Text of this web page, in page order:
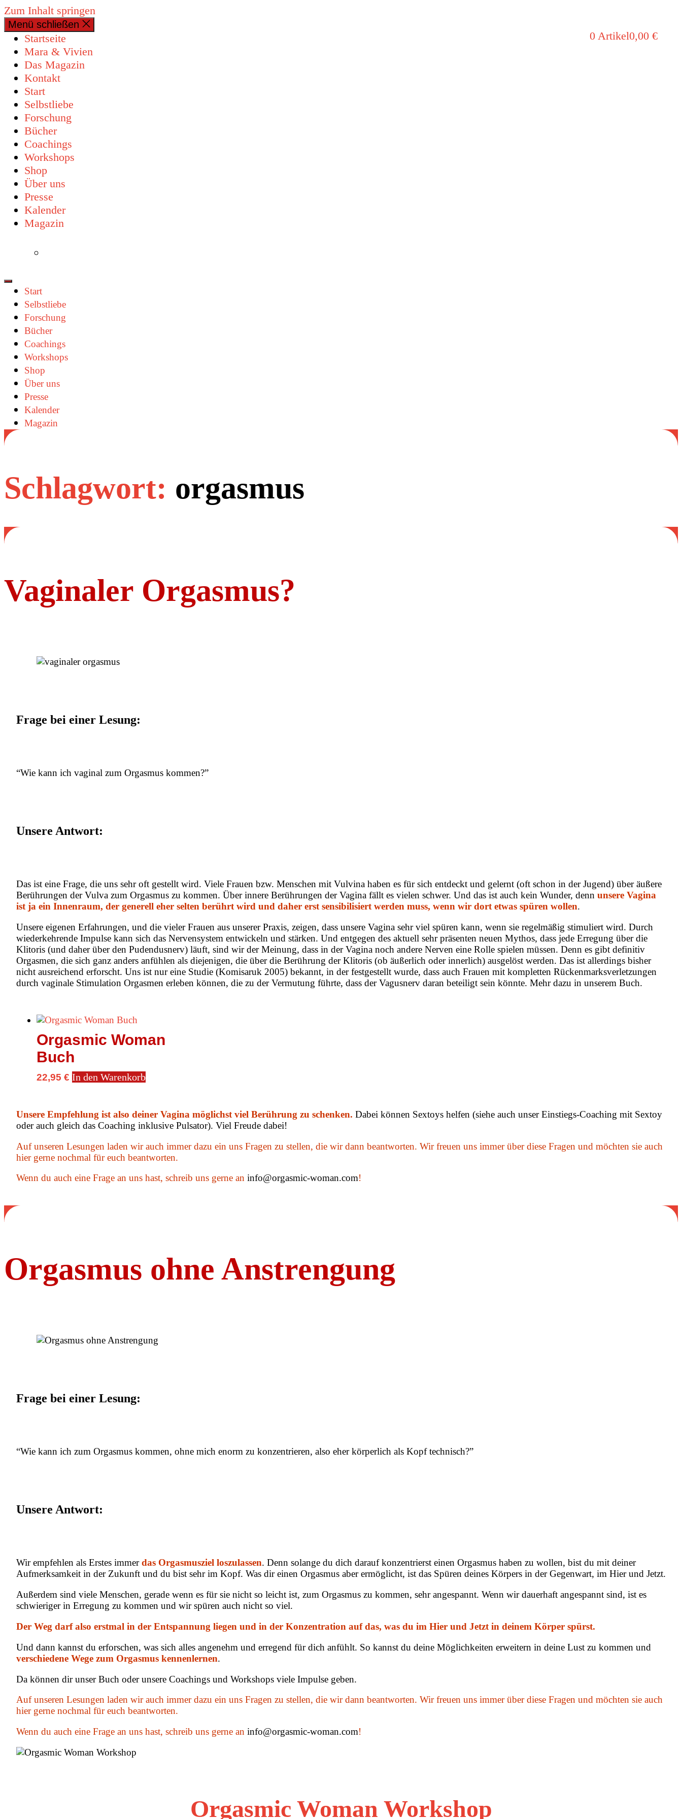
Zum Inhalt springen
0 Artikel0,00 €
Menü schließen
Startseite
Mara & Vivien
Das Magazin
Kontakt
Start
Selbstliebe
Forschung
Bücher
Coachings
Workshops
Shop
Über uns
Presse
Kalender
Magazin
Start
Selbstliebe
Forschung
Bücher
Coachings
Workshops
Shop
Über uns
Presse
Kalender
Magazin
Schlagwort: orgasmus
Vaginaler Orgasmus?
Frage bei einer Lesung:
“Wie kann ich vaginal zum Orgasmus kommen?”
Unsere Antwort:
Das ist eine Frage, die uns sehr oft gestellt wird. Viele Frauen bzw. Menschen mit Vulvina haben es für sich entdeckt und gelernt (oft schon in der Jugend) über äußere
Berührungen der Vulva zum Orgasmus zu kommen. Über innere Berührungen der Vagina fällt es vielen schwer. Und das ist auch kein Wunder, denn unsere Vagina
ist ja ein Innenraum, der generell eher selten berührt wird und daher erst sensibilisiert werden muss, wenn wir dort etwas spüren wollen.
Unsere eigenen Erfahrungen, und die vieler Frauen aus unserer Praxis, zeigen, dass unsere Vagina sehr viel spüren kann, wenn sie regelmäßig stimuliert wird. Durch
wiederkehrende Impulse kann sich das Nervensystem entwickeln und stärken. Und entgegen des aktuell sehr präsenten neuen Mythos, dass jede Erregung über die
Klitoris (und daher über den Pudendusnerv) läuft, sind wir der Meinung, dass in der Vagina noch andere Nerven eine Rolle spielen müssen. Denn es gibt definitiv
Orgasmen, die sich ganz anders anfühlen als diejenigen, die über die Berührung der Klitoris (ob äußerlich oder innerlich) ausgelöst werden. Das ist allerdings bisher
nicht ausreichend erforscht. Uns ist nur eine Studie (Komisaruk 2005) bekannt, in der festgestellt wurde, dass auch Frauen mit kompletten Rückenmarksverletzungen
durch vaginale Stimulation Orgasmen erleben können, die zu der Vermutung führte, dass der Vagusnerv daran beteiligt sein könnte. Mehr dazu in unserem Buch.
Orgasmic Woman
Buch
22,95 € In den Warenkorb
Unsere Empfehlung ist also deiner Vagina möglichst viel Berührung zu schenken. Dabei können Sextoys helfen (siehe auch unser Einstiegs-Coaching mit Sextoy
oder auch gleich das Coaching inklusive Pulsator). Viel Freude dabei!
Auf unseren Lesungen laden wir auch immer dazu ein uns Fragen zu stellen, die wir dann beantworten. Wir freuen uns immer über diese Fragen und möchten sie auch
hier gerne nochmal für euch beantworten.
Wenn du auch eine Frage an uns hast, schreib uns gerne an info@orgasmic-woman.com!
Orgasmus ohne Anstrengung
Frage bei einer Lesung:
“Wie kann ich zum Orgasmus kommen, ohne mich enorm zu konzentrieren, also eher körperlich als Kopf technisch?”
Unsere Antwort:
Wir empfehlen als Erstes immerdas Orgasmusziel loszulassen. Denn solange du dich darauf konzentrierst einen Orgasmus haben zu wollen, bist du mit deiner
Aufmerksamkeit in der Zukunft und du bist sehr im Kopf. Was dir einen Orgasmus aber ermöglicht, ist das Spüren deines Körpers in der Gegenwart, im Hier und Jetzt.
Außerdem sind viele Menschen, gerade wenn es für sie nicht so leicht ist, zum Orgasmus zu kommen, sehr angespannt. Wenn wir dauerhaft angespannt sind, ist es
schwieriger in Erregung zu kommen und wir spüren auch nicht so viel.
Der Weg darf also erstmal in der Entspannung liegen und in der Konzentration auf das, was du im Hier und Jetzt in deinem Körper spürst.
Und dann kannst du erforschen, was sich alles angenehm und erregend für dich anfühlt. So kannst du deine Möglichkeiten erweitern in deine Lust zu kommen und
verschiedene Wege zum Orgasmus kennenlernen.
Da können dir unser Buch oder unsere Coachings und Workshops viele Impulse geben.
Auf unseren Lesungen laden wir auch immer dazu ein uns Fragen zu stellen, die wir dann beantworten. Wir freuen uns immer über diese Fragen und möchten sie auch
hier gerne nochmal für euch beantworten.
Wenn du auch eine Frage an uns hast, schreib uns gerne an info@orgasmic-woman.com!
Orgasmic Woman Workshop